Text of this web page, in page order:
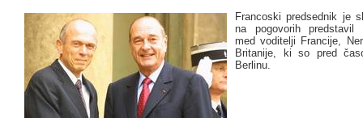
Francoski predsednik je
na pogovorih predstavil
med voditelji Francije,
Britanije, ki so pred
Berlinu.